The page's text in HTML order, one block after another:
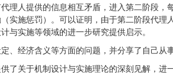
理人提供的信息相互矛盾，进入第二阶段
实施惩罚）。可以证明，由于第二阶段代
与实施等领域的进一步研究提供启示。
、经济含义等方面的问题，并分享了自己从
了关于机制设计与实施理论的深刻见解，进